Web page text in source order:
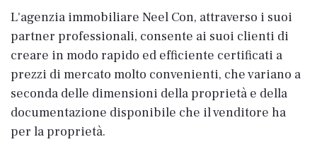
L'agenzia immobiliare Neel Con, attraverso i suoi
partner professionali, consente ai suoi clienti di
creare in modo rapido ed efficiente certificati a
prezzi di mercato molto convenienti, che variano a
seconda delle dimensioni della proprietà e della
documentazione disponibile che il venditore ha
per la proprietà.